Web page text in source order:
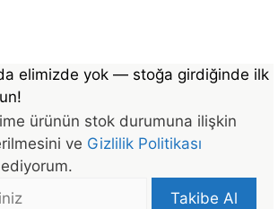
elimizde yok — stoğa girdiğinde ilk
ürünün stok durumuna ilişkin
ve Gizlilik Politikası
ediyorum.
Takibe Al